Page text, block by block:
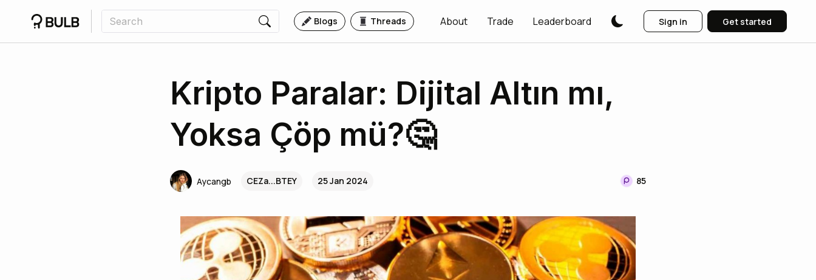
Blogs Threads About Trade Leaderboard Sign in Get started
Kripto Paralar: Dijital Altın mı,
Yoksa Çöp mü?🤔
Aycangb CEZa...BTEY 25 Jan 2024 85